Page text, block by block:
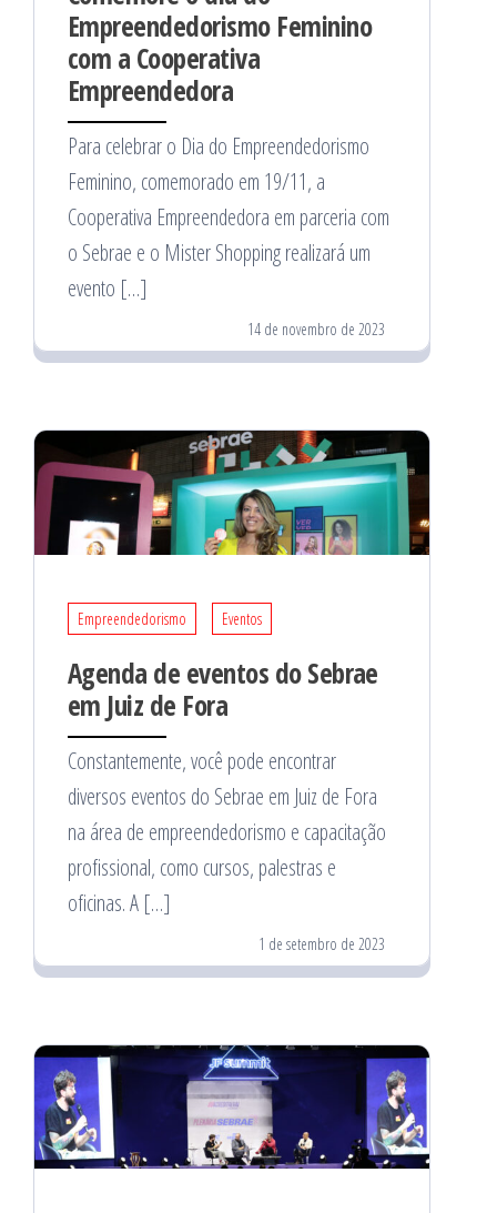
Empreendedorismo Feminino
com a Cooperativa
Empreendedora
Para celebrar o Dia do Empreendedorismo
Feminino, comemorado em 19/11, a
Cooperativa Empreendedora em parceria com
o Sebrae e o Mister Shopping realizará um
evento […]
14 de novembro de 2023
Empreendedorismo Eventos
Agenda de eventos do Sebrae
em Juiz de Fora
Constantemente, você pode encontrar
diversos eventos do Sebrae em Juiz de Fora
na área de empreendedorismo e capacitação
profissional, como cursos, palestras e
oficinas. A […]
1 de setembro de 2023